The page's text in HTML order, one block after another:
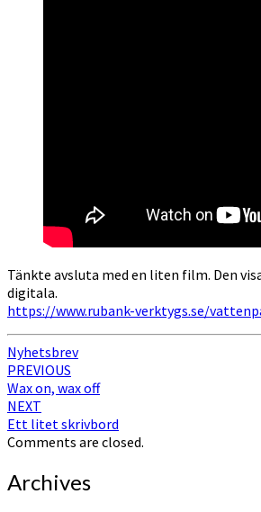
Tänkte avsluta med en liten film. Den
digitala.
https://www.rubank-verktygs.se/
Nyhetsbrev
Post
navigation
PREVIOUS
Wax on, wax off
NEXT
Ett litet skrivbord
Comments are closed.
Archives